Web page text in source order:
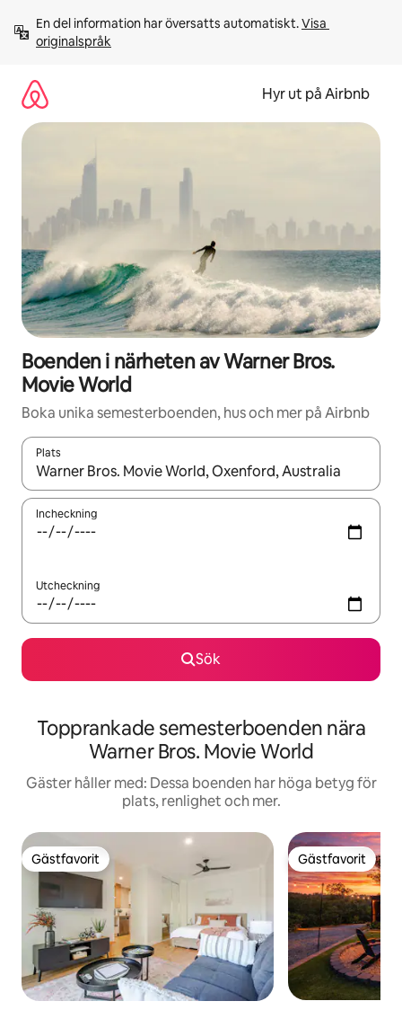
innehåll
En del information har översatts automatiskt. Visa
originalspråk
Hyr ut på Airbnb
Boenden i närheten av Warner Bros.
Movie World
Boka unika semesterboenden, hus och mer på Airbnb
Plats
När resultaten är tillgängliga kan du navigera med upp- och
Incheckning
Utcheckning
Sök
Topprankade semesterboenden nära
Warner Bros. Movie World
Gäster håller med: Dessa boenden har höga betyg för
plats, renlighet och mer.
Gästfavorit
Gästfavorit Gästfavorit
Gästfavorit